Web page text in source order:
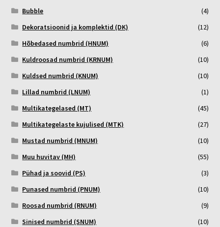
Bubble
(4)
Dekoratsioonid ja komplektid (DK)
(12)
Hõbedased numbrid (HNUM)
(6)
Kuldroosad numbrid (KRNUM)
(10)
Kuldsed numbrid (KNUM)
(10)
Lillad numbrid (LNUM)
(1)
Multikategelased (MT)
(45)
Multikategelaste kujulised (MTK)
(27)
Mustad numbrid (MNUM)
(10)
Muu huvitav (MH)
(55)
Pühad ja soovid (PS)
(3)
Punased numbrid (PNUM)
(10)
Roosad numbrid (RNUM)
(9)
Sinised numbrid (SNUM)
(10)